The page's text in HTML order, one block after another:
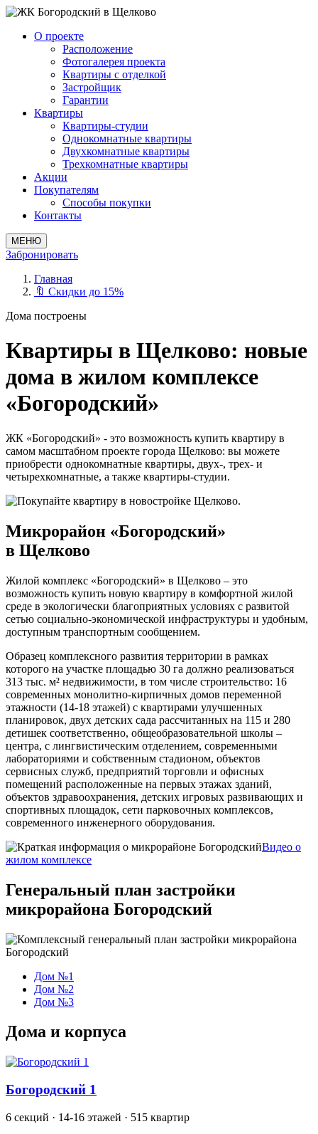
О проекте
Расположение
Фотогалерея проекта
Квартиры с отделкой
Застройщик
Гарантии
Квартиры
Квартиры-студии
Однокомнатные квартиры
Двухкомнатные квартиры
Трехкомнатные квартиры
Акции
Покупателям
Способы покупки
Контакты
МЕНЮ
Забронировать
Главная
🔖 Скидки до 15%
Дома построены
Квартиры в Щелково: новые
дома в жилом комплексе
«Богородский»
ЖК «Богородский» - это возможность купить квартиру в
самом масштабном проекте города Щелково: вы можете
приобрести однокомнатные квартиры, двух-, трех- и
четырехкомнатные, а также квартиры-студии.
Микрорайон «Богородский»
в Щелково
Жилой комплекс «Богородский» в Щелково – это
возможность купить новую квартиру в комфортной жилой
среде в экологически благоприятных условиях с развитой
сетью социально-экономической инфраструктуры и удобным,
доступным транспортным сообщением.
Образец комплексного развития территории в рамках
которого на участке площадью 30 га должно реализоваться
313 тыс. м² недвижимости, в том числе строительство: 16
современных монолитно-кирпичных домов переменной
этажности (14-18 этажей) с квартирами улучшенных
планировок, двух детских сада рассчитанных на 115 и 280
детишек соответственно, общеобразовательной школы –
центра, с лингвистическим отделением, современными
лабораториями и собственным стадионом, объектов
сервисных служб, предприятий торговли и офисных
помещений расположенные на первых этажах зданий,
объектов здравоохранения, детских игровых развивающих и
спортивных площадок, сети парковочных комплексов,
современного инженерного оборудования.
Видео о
жилом комплексе
Генеральный план застройки
микрорайона Богородский
Дом №1
Дом №2
Дом №3
Дома и корпуса
Богородский 1
6 секций · 14-16 этажей · 515 квартир